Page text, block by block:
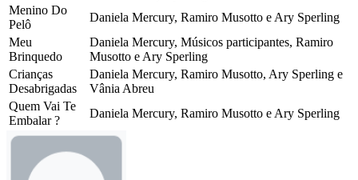
Menino Do
Pelô
Daniela Mercury, Ramiro Musotto e Ary Sperling
Meu
Brinquedo
Daniela Mercury, Músicos participantes, Ramiro
Musotto e Ary Sperling
Crianças
Desabrigadas
Daniela Mercury, Ramiro Musotto, Ary Sperling e
Vânia Abreu
Quem Vai Te
Embalar ?
Daniela Mercury, Ramiro Musotto e Ary Sperling